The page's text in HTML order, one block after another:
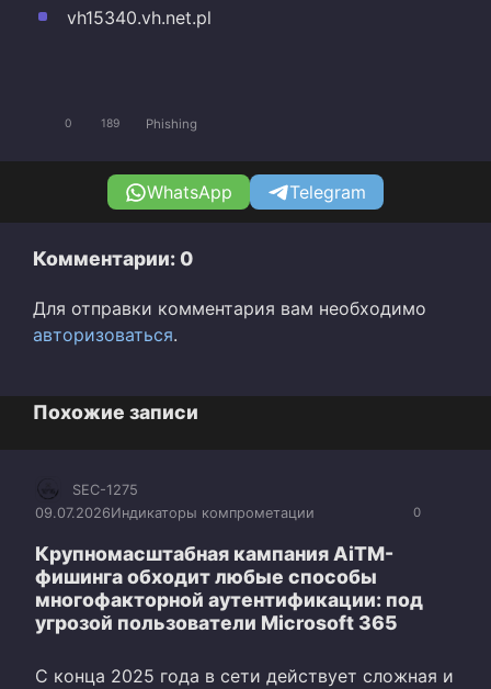
vh15340.vh.net.pl
0 189 Phishing
WhatsApp Telegram
Комментарии: 0
Для отправки комментария вам необходимо
авторизоваться.
Похожие записи
0
SEC-1275
09.07.2026Индикаторы компрометации
Крупномасштабная кампания AiTM-
фишинга обходит любые способы
многофакторной аутентификации: под
угрозой пользователи Microsoft 365
С конца 2025 года в сети действует сложная и